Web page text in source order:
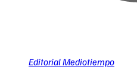
Editorial Mediotiempo